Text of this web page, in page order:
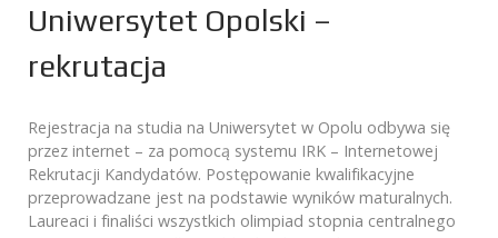
Uniwersytet Opolski –
rekrutacja
Rejestracja na studia na Uniwersytet w Opolu odbywa się
przez internet – za pomocą systemu IRK – Internetowej
Rekrutacji Kandydatów. Postępowanie kwalifikacyjne
przeprowadzane jest na podstawie wyników maturalnych.
Laureaci i finaliści wszystkich olimpiad stopnia centralnego